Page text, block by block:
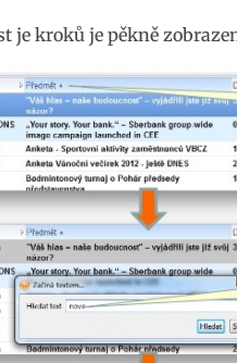
je kroků je pěkně